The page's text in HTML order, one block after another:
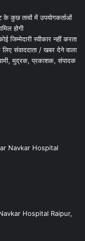
के कुछ तत्वों में उपयोगकर्ताओं
होगी
स्वीकार नहीं करता
संवाददाता / खबर देने वाला
मुद्रक, प्रकाशक, संपादक
Navkar Hospital
Hospital Raipur,